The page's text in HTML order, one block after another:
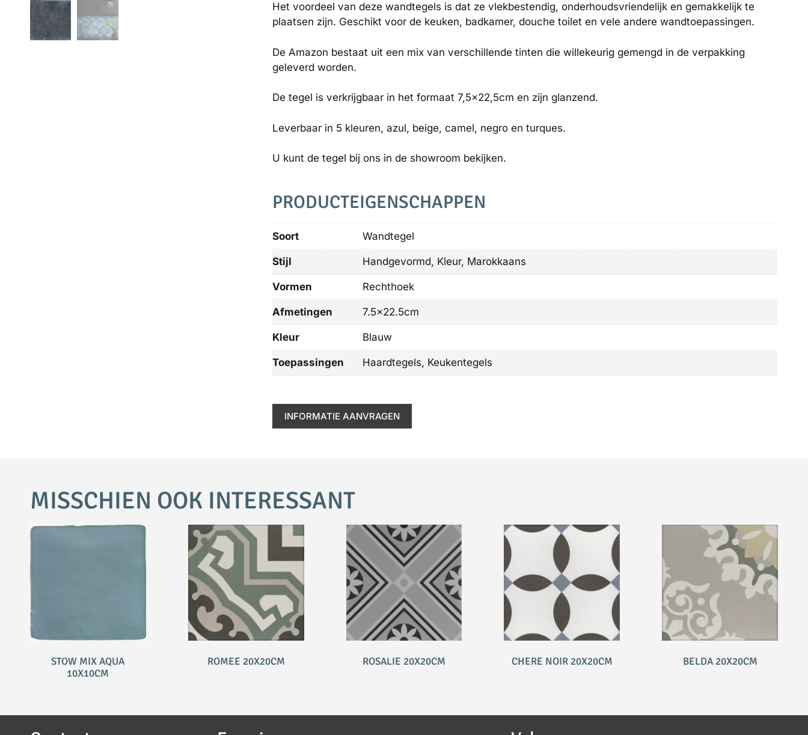
Het voordeel van deze wandtegels is dat ze vlekbestendig, onderhoudsvriendelijk en gemakkelijk te
plaatsen zijn. Geschikt voor de keuken, badkamer, douche toilet en vele andere wandtoepassingen.
De Amazon bestaat uit een mix van verschillende tinten die willekeurig gemengd in de verpakking
geleverd worden.
De tegel is verkrijgbaar in het formaat 7,5×22,5cm en zijn glanzend.
Leverbaar in 5 kleuren, azul, beige, camel, negro en turques.
U kunt de tegel bij ons in de showroom bekijken.
PRODUCTEIGENSCHAPPEN
Soort Wandtegel
Stijl Handgevormd, Kleur, Marokkaans
Vormen Rechthoek
Afmetingen 7.5×22.5cm
Kleur Blauw
Toepassingen Haardtegels, Keukentegels
INFORMATIE AANVRAGEN
MISSCHIEN OOK INTERESSANT
STOW MIX AQUA
10X10CM
ROMEE 20X20CM ROSALIE 20X20CM CHERE NOIR 20X20CM BELDA 20X20CM